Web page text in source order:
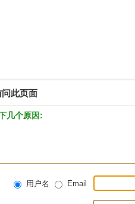
此页面
几个原因:
用户名 Email